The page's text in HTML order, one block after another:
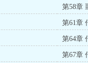
第58章
第61章
第64章
第67章